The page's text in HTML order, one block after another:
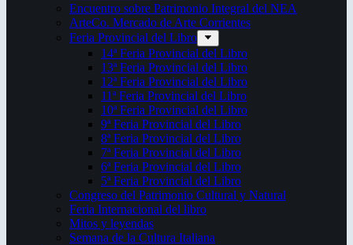
Encuentro sobre Patrimonio Integral del NEA
ArteCo. Mercado de Arte Corrientes
Feria Provincial del Libro
14ª Feria Provincial del Libro
13ª Feria Provincial del Libro
12ª Feria Provincial del Libro
11ª Feria Provincial del Libro
10ª Feria Provincial del Libro
9ª Feria Provincial del Libro
8ª Feria Provincial del Libro
7ª Feria Provincial del Libro
6ª Feria Provincial del Libro
5ª Feria Provincial del Libro
Congreso del Patrimonio Cultural y Natural
Feria Internacional del libro
Mitos y leyendas
Semana de la Cultura Italiana